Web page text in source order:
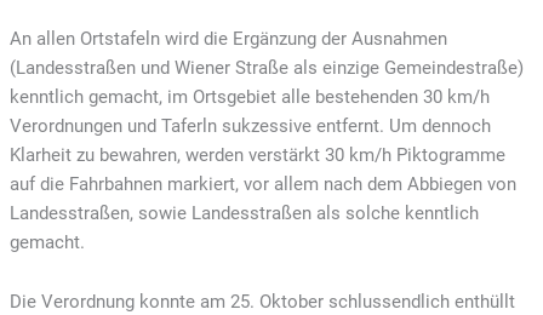
An allen Ortstafeln wird die Ergänzung der Ausnahmen
(Landesstraßen und Wiener Straße als einzige Gemeindestraße)
kenntlich gemacht, im Ortsgebiet alle bestehenden 30 km/h
Verordnungen und Taferln sukzessive entfernt. Um dennoch
Klarheit zu bewahren, werden verstärkt 30 km/h Piktogramme
auf die Fahrbahnen markiert, vor allem nach dem Abbiegen von
Landesstraßen, sowie Landesstraßen als solche kenntlich
gemacht.
Die Verordnung konnte am 25. Oktober schlussendlich enthüllt